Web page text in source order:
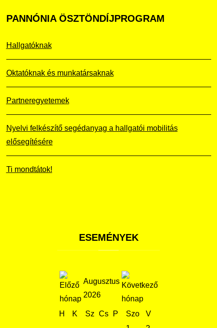
PANNÓNIAÖSZTÖNDÍJPROGRAM
Hallgatóknak
Oktatóknak és munkatársaknak
Partneregyetemek
Nyelvi felkészítő segédanyag a hallgatói mobilitás
elősegítésére
Ti mondtátok!
ESEMÉNYEK
Augusztus
2026
H K Sz Cs P Szo
V